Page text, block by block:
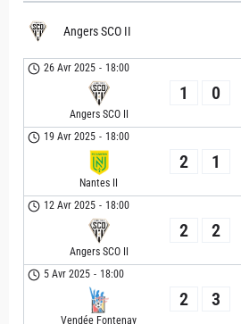
Angers SCO II
26 Avr 2025 - 18:00
Angers SCO II
1 0
19 Avr 2025 - 18:00
Nantes II
2 1
12 Avr 2025 - 18:00
Angers SCO II
2 2
5 Avr 2025 - 18:00
Vendée Fontenay
2 3